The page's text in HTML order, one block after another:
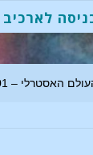
האסטרלי – 01